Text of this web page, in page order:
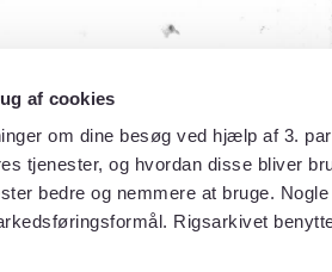
af cookies
om dine besøg ved hjælp af 3.
tjenester, og hvordan disse bliver
bedre og nemmere at bruge.
Rigsarkivet